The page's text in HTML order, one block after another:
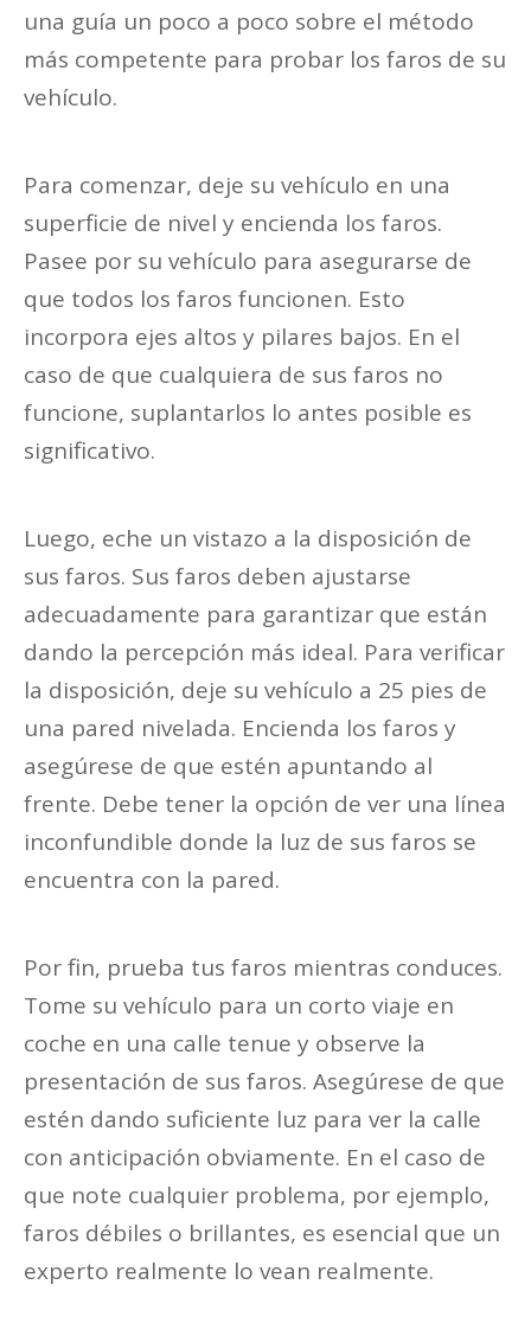
una guía un poco a poco sobre el método
más competente para probar los faros de su
vehículo.
Para comenzar, deje su vehículo en una
superficie de nivel y encienda los faros.
Pasee por su vehículo para asegurarse de
que todos los faros funcionen. Esto
incorpora ejes altos y pilares bajos. En el
caso de que cualquiera de sus faros no
funcione, suplantarlos lo antes posible es
significativo.
Luego, eche un vistazo a la disposición de
sus faros. Sus faros deben ajustarse
adecuadamente para garantizar que están
dando la percepción más ideal. Para verificar
la disposición, deje su vehículo a 25 pies de
una pared nivelada. Encienda los faros y
asegúrese de que estén apuntando al
frente. Debe tener la opción de ver una línea
inconfundible donde la luz de sus faros se
encuentra con la pared.
Por fin, prueba tus faros mientras conduces.
Tome su vehículo para un corto viaje en
coche en una calle tenue y observe la
presentación de sus faros. Asegúrese de que
estén dando suficiente luz para ver la calle
con anticipación obviamente. En el caso de
que note cualquier problema, por ejemplo,
faros débiles o brillantes, es esencial que un
experto realmente lo vean realmente.